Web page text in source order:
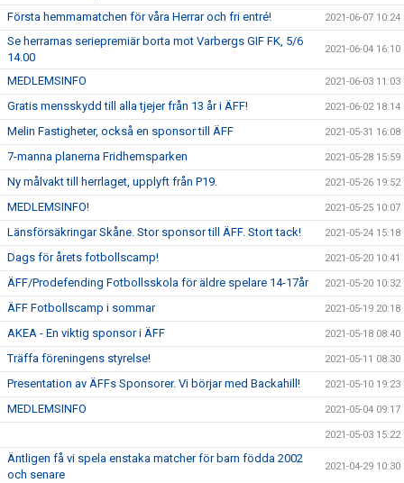
Första hemmamatchen för våra Herrar och fri entré! 2021-06-07 10:24
Se herrarnas seriepremiär borta mot Varbergs GIF FK, 5/6
14.00
2021-06-04 16:10
MEDLEMSINFO 2021-06-03 11:03
Gratis mensskydd till alla tjejer från 13 år i ÄFF! 2021-06-02 18:14
Melin Fastigheter, också en sponsor till ÄFF 2021-05-31 16:08
7-manna planerna Fridhemsparken 2021-05-28 15:59
Ny målvakt till herrlaget, upplyft från P19. 2021-05-26 19:52
MEDLEMSINFO! 2021-05-25 10:07
Länsförsäkringar Skåne. Stor sponsor till ÄFF. Stort tack! 2021-05-24 15:18
Dags för årets fotbollscamp! 2021-05-20 10:41
ÄFF/Prodefending Fotbollsskola för äldre spelare 14-17år 2021-05-20 10:32
ÄFF Fotbollscamp i sommar 2021-05-19 20:18
AKEA - En viktig sponsor i ÄFF 2021-05-18 08:40
Träffa föreningens styrelse! 2021-05-11 08:30
Presentation av ÄFFs Sponsorer. Vi börjar med Backahill! 2021-05-10 19:23
MEDLEMSINFO 2021-05-04 09:17
2021-05-03 15:22
Äntligen få vi spela enstaka matcher för barn födda 2002
och senare
2021-04-29 10:30